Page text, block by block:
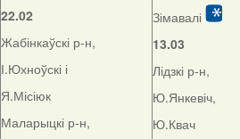
22.02
Жабінкаўскі р-н,
І.Юхноўскі і
Я.Місіюк
Маларыцкі р-н,
Зімавалі
13.03
Лідзкі р-н,
Ю.Янкевіч,
Ю.Квач